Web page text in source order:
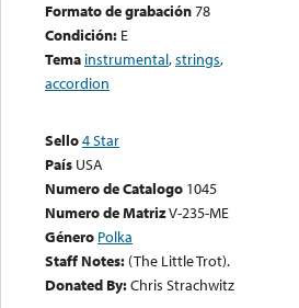
Formato de grabación78
Condición: E
Tema instrumental,strings,
accordion
Sello4 Star
País USA
Numero de Catalogo 1045
Numero de MatrizV-235-ME
Género Polka
Staff Notes: (The Little Trot).
Donated By:Chris Strachwitz